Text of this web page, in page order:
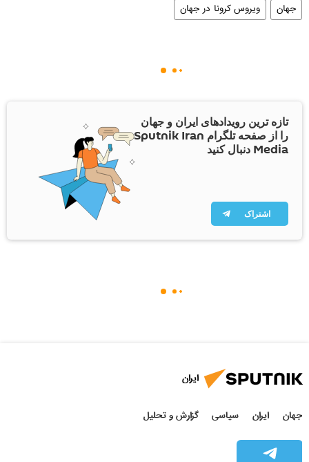
جهان ویروس کرونا در جهان
تازه ترین رویدادهای ایران و جهان
را از صفحه تلگرام Sputnik Iran
Media دنبال کنید
اشتراک
ایران
جهان ایران سیاسی گزارش و تحلیل